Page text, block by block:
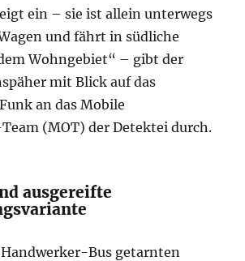
ein – sie ist allein unterwegs
und fährt in südliche
Wohngebiet“ – gibt der
mit Blick auf das
an das Mobile
(MOT) der Detektei durch.
ausgereifte
Handwerker-Bus getarnten